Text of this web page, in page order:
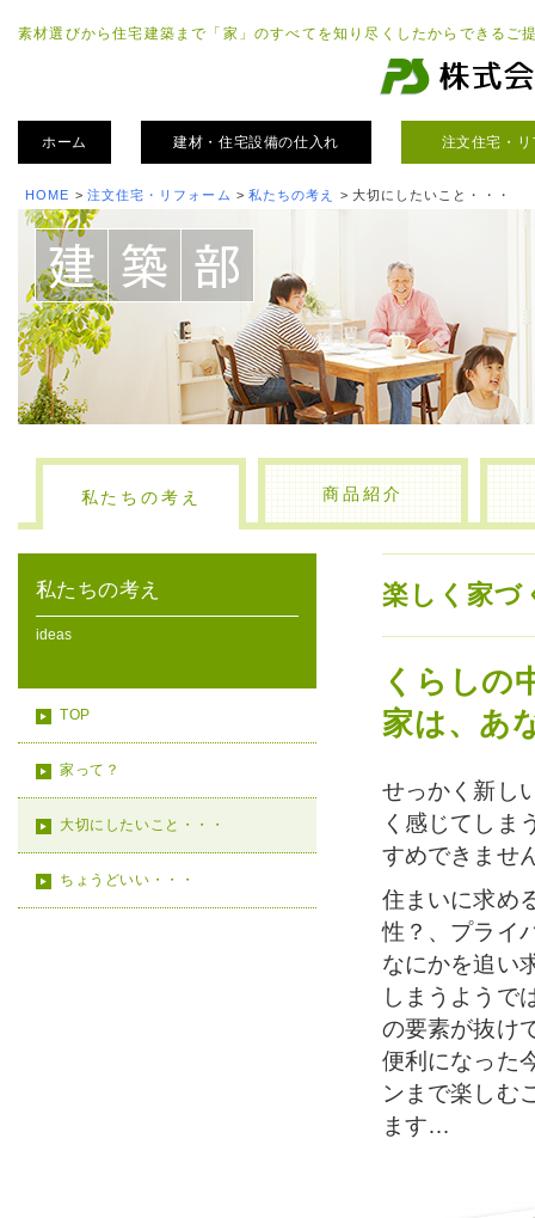
素材選びから住宅建築まで「家」のすべてを知り尽くしたからできるご
ホーム 建材・住宅設備の仕入れ 注文住宅・
HOME > 注文住宅・リフォーム > 私たちの考え > 大切にしたいこと・・・
私たちの考え 商品紹介
私たちの考え
ideas
TOP
家って？
大切にしたいこと・・・
ちょうどいい・・・
楽しく家づ
くらしの
家は、あ
せっかく新し
く感じてしま
すめできませ
住まいに求め
性？、プライ
なにかを追い
しまうようで
の要素が抜け
便利になった
ンまで楽しむ
ます…